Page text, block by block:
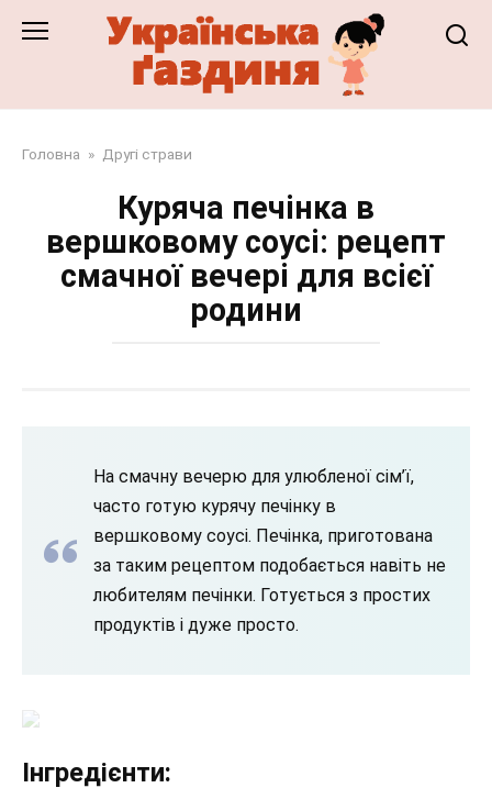
Головна » Другі страви
Куряча печінка в
вершковому соусі: рецепт
смачної вечері для всієї
родини
На смачну вечерю для улюбленої сім’ї,
часто готую курячу печінку в
вершковому соусі. Печінка, приготована
за таким рецептом подобається навіть не
любителям печінки. Готується з простих
продуктів і дуже просто.
Інгредієнти: